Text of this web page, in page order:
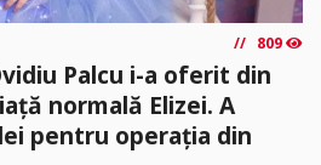
809
Palcu i-a oferit din
normală Elizei. A
pentru operația din